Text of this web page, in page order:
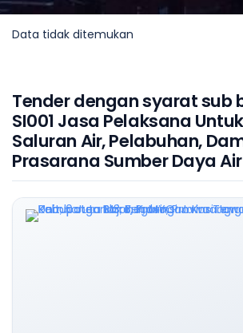
Data tidak ditemukan
Tender dengan syarat sub
SI001 Jasa Pelaksana
Saluran Air, Pelabuhan,
Prasarana Sumber Daya